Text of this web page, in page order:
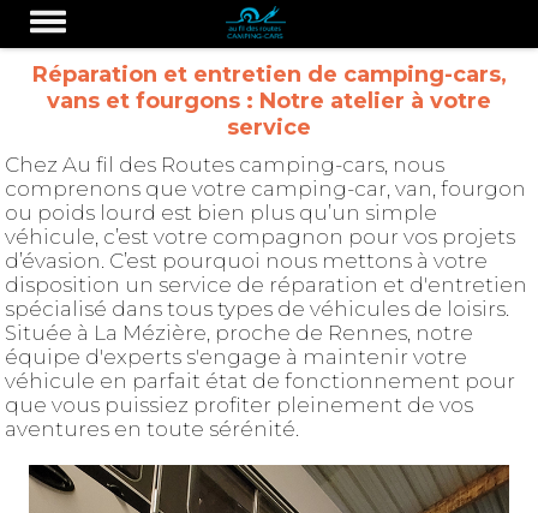
Réparation et entretien de camping-cars,
vans et fourgons : Notre atelier à votre
service
Chez Au fil des Routes camping-cars, nous
comprenons que votre camping-car, van, fourgon
ou poids lourd est bien plus qu’un simple
véhicule, c’est votre compagnon pour vos projets
d’évasion. C’est pourquoi nous mettons à votre
disposition un service de réparation et d'entretien
spécialisé dans tous types de véhicules de loisirs.
Située à La Mézière, proche de Rennes, notre
équipe d'experts s'engage à maintenir votre
véhicule en parfait état de fonctionnement pour
que vous puissiez profiter pleinement de vos
aventures en toute sérénité.